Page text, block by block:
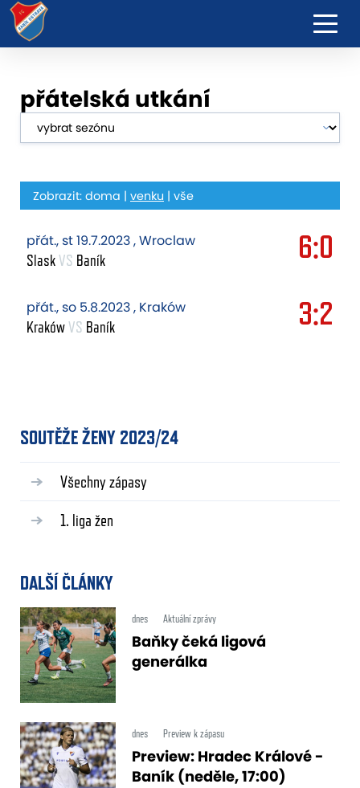
přátelská utkání
Zobrazit: doma | venku | vše
přát., st 19.7.2023 , Wroclaw
SlaskVS Baník 6:0
přát., so 5.8.2023 , Kraków
KrakówVS Baník 3:2
SOUTĚŽE ŽENY 2023/24
Všechny zápasy
1. liga žen
DALŠÍ ČLÁNKY
dnes Aktuální zprávy
Baňky čeká ligová
generálka
dnes Preview k zápasu
Preview: Hradec Králové -
Baník (neděle, 17:00)